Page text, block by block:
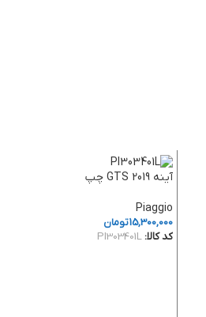
آینه GTS 2019 چپ
Piaggio
15,300,000تومان
کد کالا: PI303401L